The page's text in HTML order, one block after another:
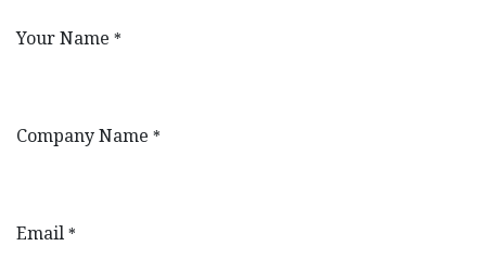
Your Name *
Company Name *
Email *